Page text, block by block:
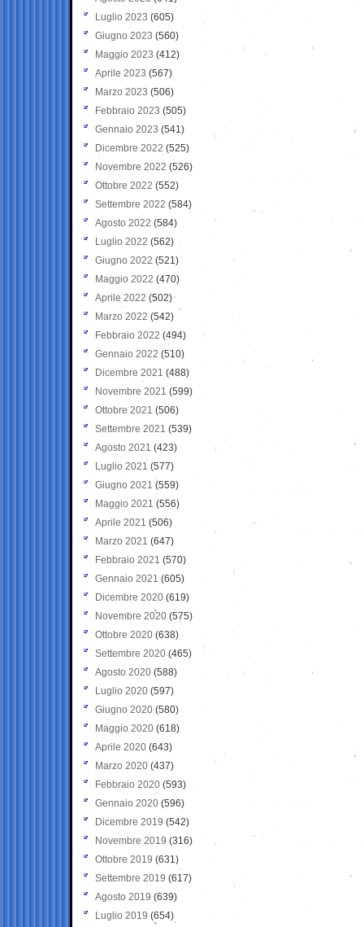
Luglio 2023 (605)
Giugno 2023 (560)
Maggio 2023 (412)
Aprile 2023 (567)
Marzo 2023 (506)
Febbraio 2023 (505)
Gennaio 2023 (541)
Dicembre 2022 (525)
Novembre 2022 (526)
Ottobre 2022 (552)
Settembre 2022 (584)
Agosto 2022 (584)
Luglio 2022 (562)
Giugno 2022 (521)
Maggio 2022 (470)
Aprile 2022 (502)
Marzo 2022 (542)
Febbraio 2022 (494)
Gennaio 2022 (510)
Dicembre 2021 (488)
Novembre 2021 (599)
Ottobre 2021 (506)
Settembre 2021 (539)
Agosto 2021 (423)
Luglio 2021 (577)
Giugno 2021(559)
Maggio 2021 (556)
Aprile 2021 (506)
Marzo 2021 (647)
Febbraio 2021 (570)
Gennaio 2021 (605)
Dicembre 2020 (619)
Novembre 2020 (575)
Ottobre 2020 (638)
Settembre 2020(465)
Agosto 2020 (588)
Luglio 2020 (597)
Giugno 2020 (580)
Maggio 2020 (618)
Aprile 2020 (643)
Marzo 2020 (437)
Febbraio 2020 (593)
Gennaio 2020 (596)
Dicembre 2019 (542)
Novembre 2019 (316)
Ottobre 2019 (631)
Settembre 2019 (617)
Agosto 2019 (639)
Luglio 2019 (654)